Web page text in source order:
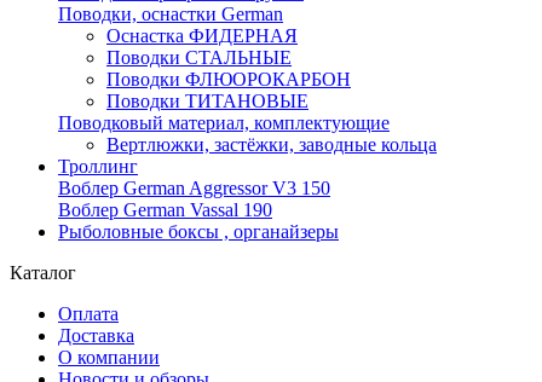
Поводки, оснастки German
Оснастка ФИДЕРНАЯ
Поводки СТАЛЬНЫЕ
Поводки ФЛЮОРОКАРБОН
Поводки ТИТАНОВЫЕ
Поводковый материал, комплектующие
Вертлюжки, застёжки, заводные кольца
Троллинг
Воблер German Aggressor V3 150
Воблер German Vassal 190
Рыболовные боксы , органайзеры
Каталог
Оплата
Доставка
О компании